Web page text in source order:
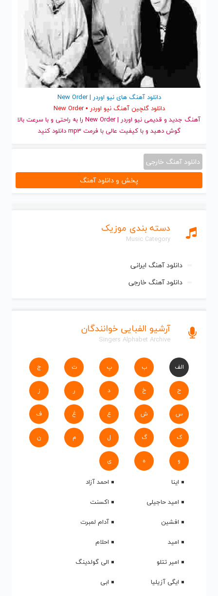
دسته بندی موزیک
Music Category
دانلود آهنگ ایرانی
دانلود آهنگ خارجی
آرشیو الفبایی خوانندگان
Singers Alphabet Archive
الف ب پ ت ج
ح خ د ر ز
س ش ع غ ف
ک گ ل م ن
و ه ی
اینا
احمد آزاد
امید حاجیلی
اکسنت
افشین
آدام لمبرت
امید
احلام
امیر تتلو
الی گولدینگ
ایگی آزیلیا
ابی
دانلود آهنگ های نیو اوردر | New Order
دانلود گلچین آهنگ نیو اوردر • New Order
آهنگ جدید
و قدیمی نیو اوردر | New Order را به راحتی و با سرعت بالا
گوش دهید و با کیفیت عالی با فرمت mp3 دانلود کنید
دانلود آهنگ خارجی
پخش و دانلود آهنگ